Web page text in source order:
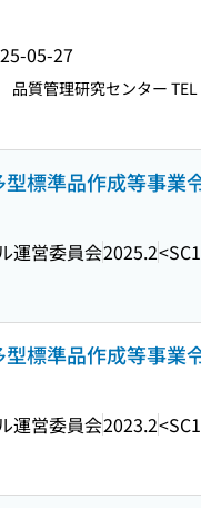
05-27
品質管理研究センター
標準品作成等事業
運営委員会2025.2
標準品作成等事業
運営委員会2023.2